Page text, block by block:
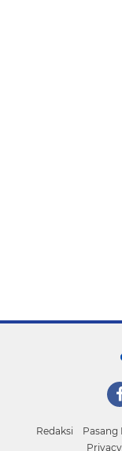
Redaksi Pasang